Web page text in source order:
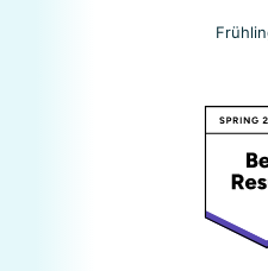
Luigi's Box
unserer E-
bietet diverse